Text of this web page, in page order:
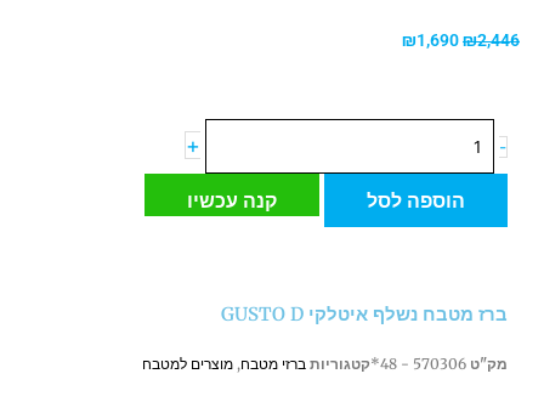
₪2,446
המחיר
₪2,446.
₪1,690
המחיר
₪1,690.
-
של
מטבח
D
+
הוספה לסל קנה עכשיו
ברז מטבח נשלף איטלקי GUSTO D
מק"ט 570306 - 48* קטגוריות ברזי מטבח, מוצרים למטבח